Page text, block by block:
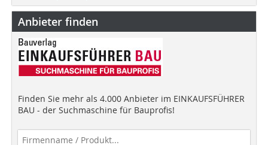
Anbieter finden
Finden Sie mehr als 4.000 Anbieter im EINKAUFSFÜHRER
BAU - der Suchmaschine für Bauprofis!